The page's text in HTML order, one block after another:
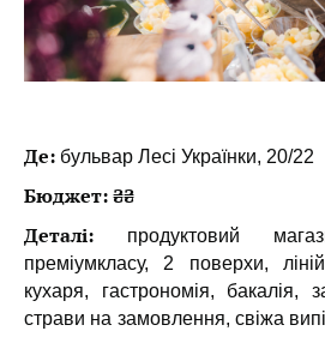
Де: бульвар Лесі Українки, 20/22
Бюджет: ₴₴
Деталі: продуктовий
преміумкласу, 2 поверхи,
кухаря, гастрономія, бакалія,
страви на замовлення, свіжа